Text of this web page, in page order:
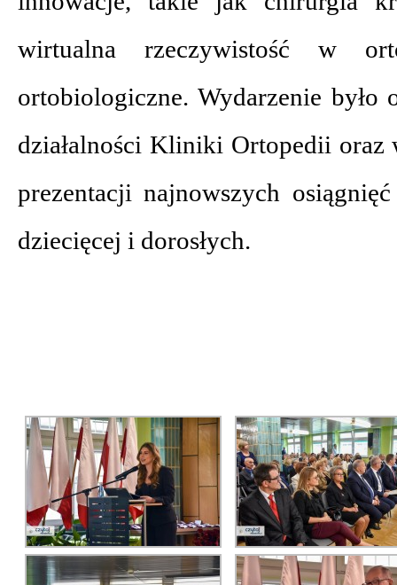
wirtualna rzeczywistość w
ortobiologiczne. Wydarzenie było
działalności Kliniki Ortopedii oraz
prezentacji najnowszych
dziecięcej i dorosłych.